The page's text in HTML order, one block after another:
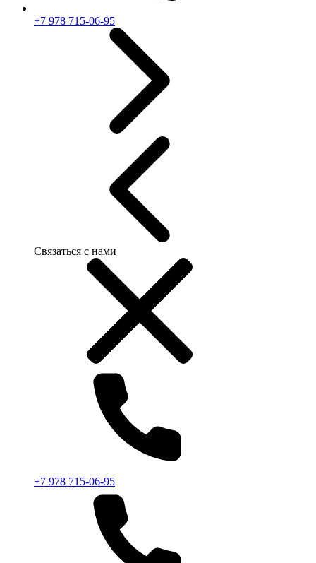
+7 978 715-06-95
Связаться с нами
+7 978 715-06-95